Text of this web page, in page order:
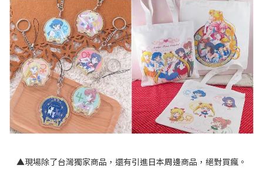
▲現場除了台灣獨家商品，還有引進日本周邊商品，絕對買瘋。